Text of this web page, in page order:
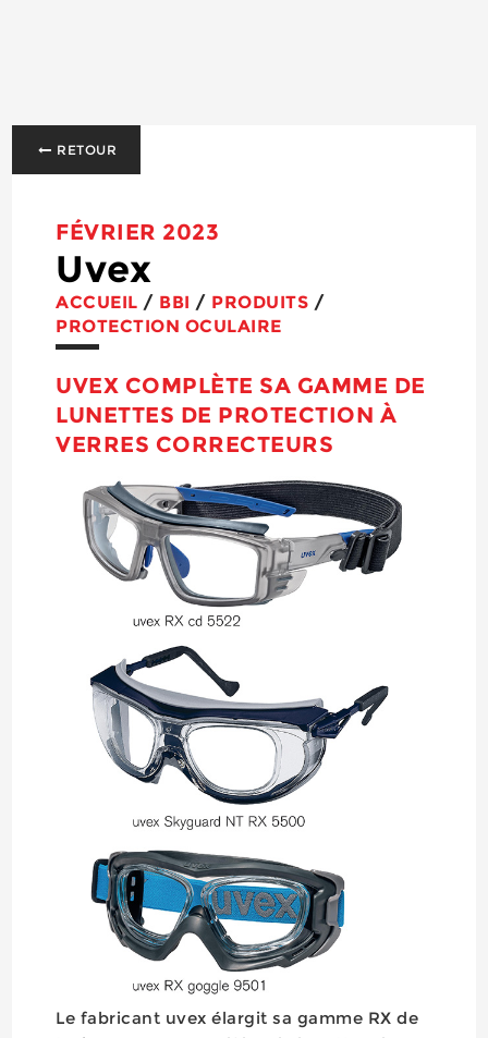
RETOUR
FÉVRIER 2023
Uvex
ACCUEIL / BBI / PRODUITS /
PROTECTION OCULAIRE
UVEX COMPLÈTE SA GAMME DE
LUNETTES DE PROTECTION À
VERRES CORRECTEURS
Le fabricant uvex élargit sa gamme RX de